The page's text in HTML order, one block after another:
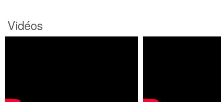
Vidéos